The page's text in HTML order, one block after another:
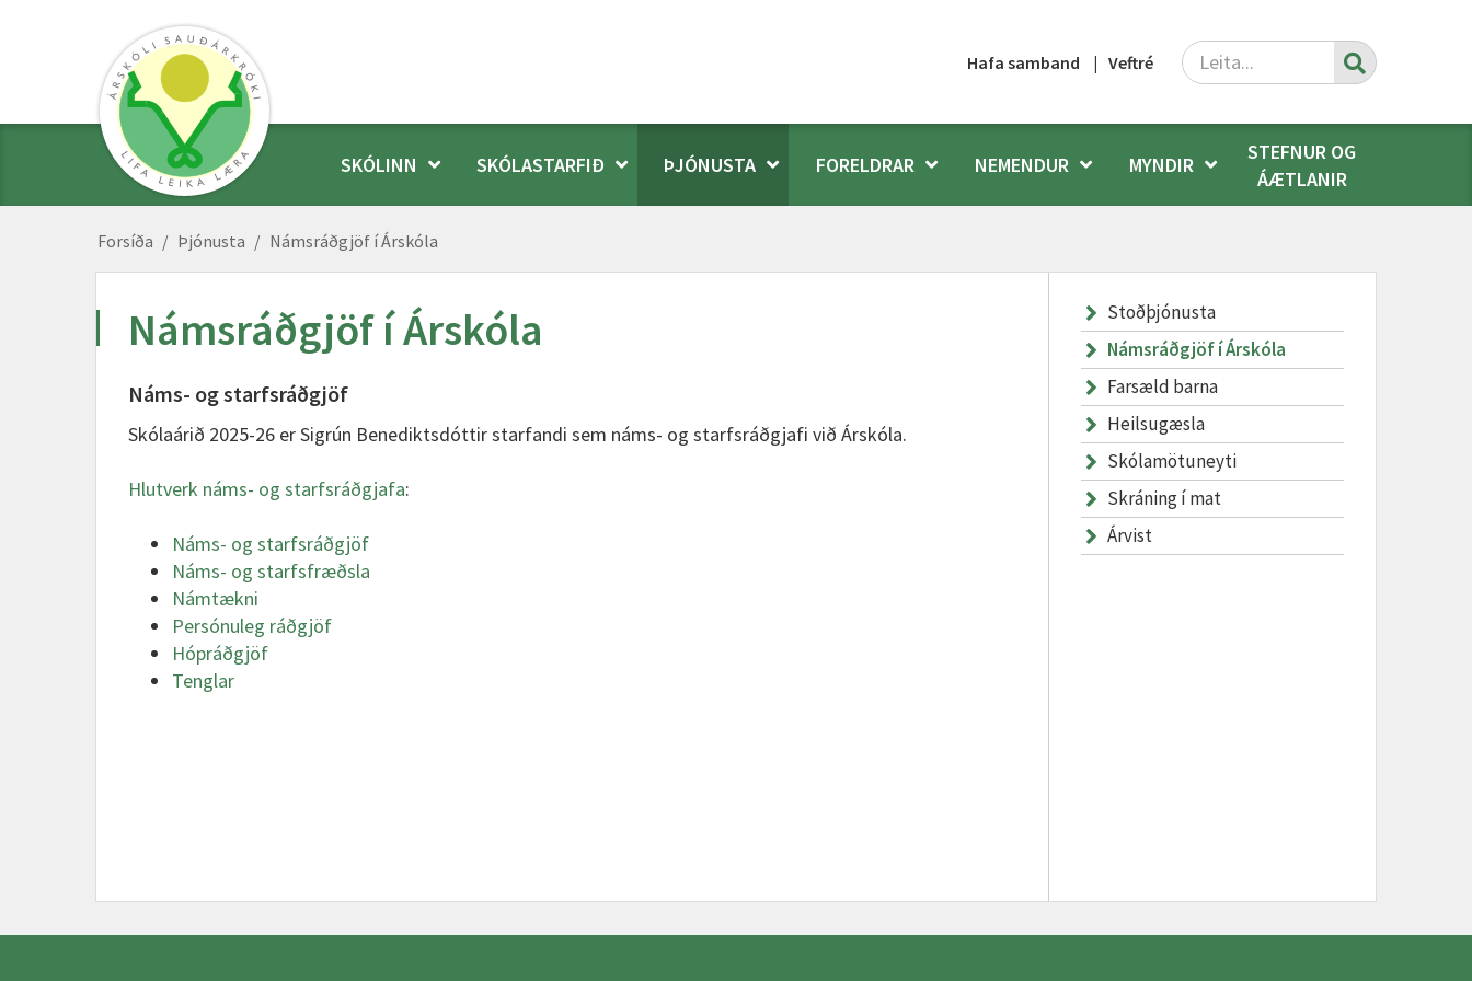
SKÓLINN SKÓLASTARFIÐ ÞJÓNUSTA FORELDRAR NEMENDUR MYNDIR
STEFNUR OG
ÁÆTLANIR
Hafa samband Veftré Leita
Forsíða / Þjónusta / Námsráðgjöf í Árskóla
Námsráðgjöf í Árskóla
Náms- og starfsráðgjöf
Skólaárið 2025-26 er Sigrún Benediktsdóttir starfandi sem náms- og starfsráðgjafi við Árskóla.
Hlutverk náms- og starfsráðgjafa:
Náms- og starfsráðgjöf
Náms- og starfsfræðsla
Námtækni
Persónuleg ráðgjöf
Hópráðgjöf
Tenglar
Stoðþjónusta
Námsráðgjöf í Árskóla
Farsæld barna
Heilsugæsla
Skólamötuneyti
Skráning í mat
Árvist